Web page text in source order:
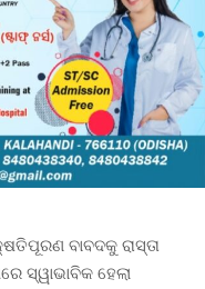
ବାବଦକୁ ରାସ୍ତା
ସ୍ୱାଭାବିକ ହେଲା